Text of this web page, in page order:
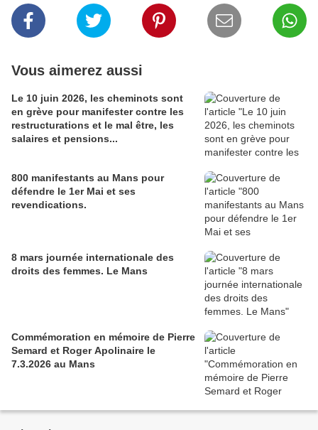
Vous aimerez aussi
Le 10 juin 2026, les cheminots sont
en grève pour manifester contre les
restructurations et le mal être, les
salaires et pensions...
800 manifestants au Mans pour
défendre le 1er Mai et ses
revendications.
8 mars journée internationale des
droits des femmes. Le Mans
Commémoration en mémoire de Pierre
Semard et Roger Apolinaire le
7.3.2026 au Mans